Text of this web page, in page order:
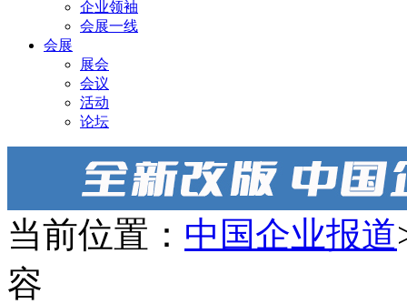
企业领袖
会展一线
会展
展会
会议
活动
论坛
当前位置： 中国企业报道
容